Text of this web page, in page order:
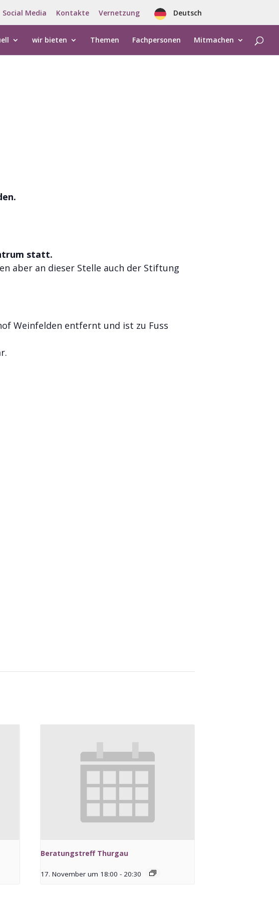
Social Media Kontakte Vernetzung Deutsch
wir bieten Themen Fachpersonen Mitmachen
statt.
aber an dieser Stelle auch der Stiftung
Weinfelden entfernt und ist zu Fuss
Beratungstreff Thurgau
17. November um 18:00 - 20:30